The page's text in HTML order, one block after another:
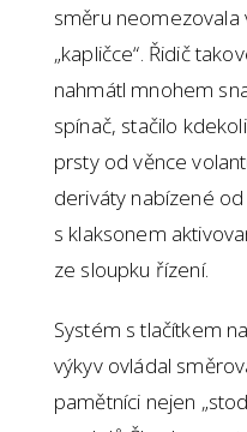
směru
„kapličce“. Řidič
nahmátl mnohem
spínač, stačilo
prsty od věnce
deriváty nabízené
s klaksonem
ze sloupku řízení.
Systém s tlačítkem
výkyv ovládal
pamětníci nejen